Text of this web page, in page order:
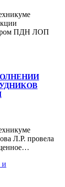
ПДН ЛОП
Л.Р. провела
и